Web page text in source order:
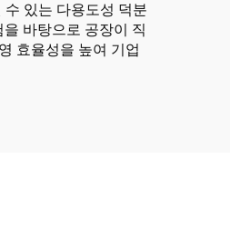
있는 다용도성 덕분
바탕으로 공장이 직
효율성을 높여 기업